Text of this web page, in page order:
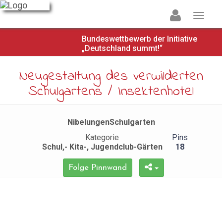
Bundeswettbewerb der Initiative
„Deutschland summt!“
Neugestaltung des verwilderten
Schulgartens / Insektenhotel
NibelungenSchulgarten
Kategorie
Schul,- Kita-, Jugendclub-Gärten
Pins
18
Folge Pinnwand